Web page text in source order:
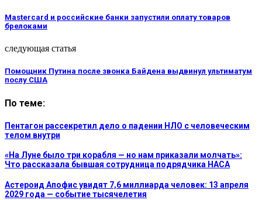
Mastercard и российские банки запустили оплату товаров
брелоками
следующая статья
Помощник Путина после звонка Байдена выдвинул ультиматум
послу США
По теме:
Пентагон рассекретил дело о падении НЛО с человеческим
телом внутри
«На Луне было три корабля — но нам приказали молчать»:
Что рассказала бывшая сотрудница подрядчика НАСА
Астероид Апофис увидят 7,6 миллиарда человек: 13 апреля
2029 года — событие тысячелетия